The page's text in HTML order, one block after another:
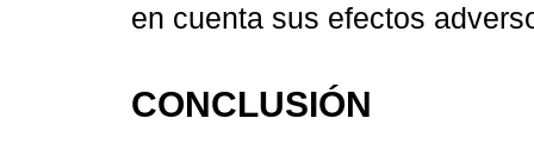
en cuenta sus efectos
CONCLUSIÓN